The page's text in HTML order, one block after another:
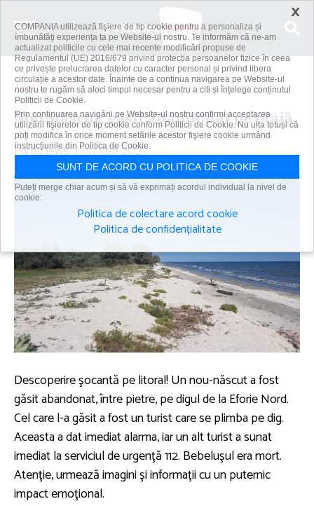
Acasă Știri Nou-născut, găsit abandonat pe plajă
Nou-născut, găsit abandonat pe plajă
Primanews | 17 sep 2023
Descoperire şocantă pe litoral! Un nou-născut a fost
găsit abandonat, între pietre, pe digul de la Eforie Nord.
Cel care l-a găsit a fost un turist care se plimba pe dig.
Aceasta a dat imediat alarma, iar un alt turist a sunat
imediat la serviciul de urgenţă 112. Bebeluşul era mort.
Atenţie, urmează imagini şi informaţii cu un puternic
impact emoţional.
×
COMPANIA utilizează fişiere de tip cookie pentru a personaliza și
îmbunătăți experiența ta pe Website-ul nostru. Te informăm că ne-am
actualizat politicile cu cele mai recente modificări propuse de
Regulamentul (UE) 2016/679 privind protecția persoanelor fizice în ceea
ce privește prelucrarea datelor cu caracter personal și privind libera
circulație a acestor date. Înainte de a continua navigarea pe Website-ul
nostru te rugăm să aloci timpul necesar pentru a citi și înțelege conținutul
Politicii de Cookie.
Prin continuarea navigării pe Website-ul nostru confirmi acceptarea
utilizării fişierelor de tip cookie conform Politicii de Cookie. Nu uita totuși că
poți modifica în orice moment setările acestor fişiere cookie urmând
instrucțiunile din Politica de Cookie.
SUNT DE ACORD CU POLITICA DE COOKIE
Puteți merge chiar acum și să vă exprimați acordul individual la nivel de
cookie:
Politica de colectare acord cookie
Politica de confidențialitate